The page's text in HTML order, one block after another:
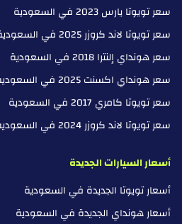
سعر تويوتا يارس 2023 في السعودية
سعر تويوتا لاند كروزر 2025 في السعودية
سعر هونداي إلنترا 2018 في السعودية
سعر هونداي اكسنت 2025 في السعودية
سعر تويوتا كامري 2017 في السعودية
سعر تويوتا لاند كروزر 2024 في السعودية
أسعار السيارات الجديدة
أسعار تويوتا الجديدة في السعودية
أسعار هونداي الجديدة في السعودية